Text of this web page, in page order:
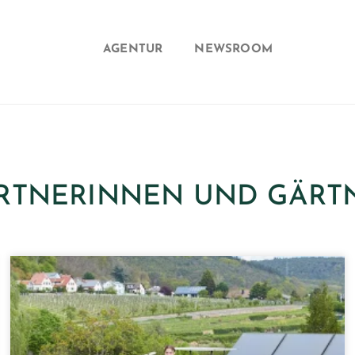
AGENTUR NEWSROOM
UND